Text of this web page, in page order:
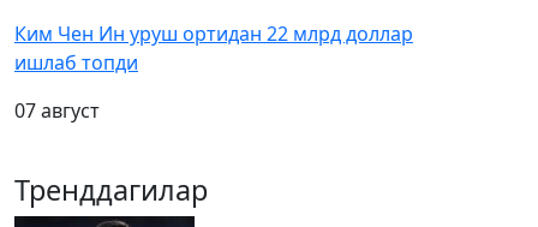
Ким Чен Ин уруш ортидан 22 млрд доллар
ишлаб топди
07 август
Тренддагилар